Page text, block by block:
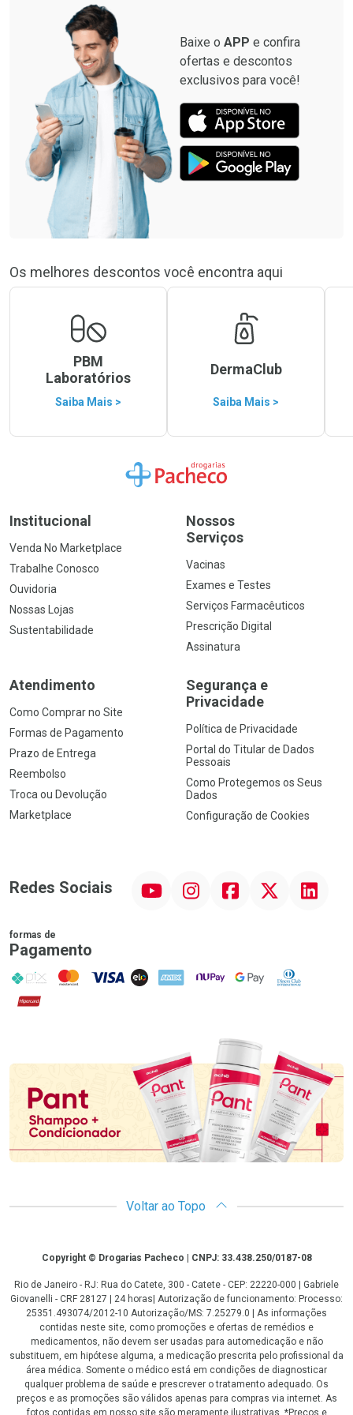
Baixe o APP e confira
ofertas e descontos
exclusivos para você!
Os melhores descontos você encontra aqui
PBM
Laboratórios
Saiba Mais >
DermaClub
Saiba Mais >
Ir para a Home
Institucional
Venda No Marketplace
Trabalhe Conosco
Ouvidoria
Nossas Lojas
Sustentabilidade
Nossos
Serviços
Vacinas
Exames e Testes
Serviços Farmacêuticos
Prescrição Digital
Assinatura
Atendimento
Como Comprar no Site
Formas de Pagamento
Prazo de Entrega
Reembolso
Troca ou Devolução
Marketplace
Segurança e
Privacidade
Política de Privacidade
Portal do Titular de Dados
Pessoais
Como Protegemos os Seus
Dados
Configuração de Cookies
Redes Sociais InstagramFacebookTwitter Linkedin
formas de
Pagamento
PIX MasterCard
VISA ELO AMEX NuPay Google PayDiners Club
Hipercard
Promoção em Destaque
Voltar ao Topo
CopyrightCopyright © Drogarias Pacheco | CNPJ: 33.438.250/0187-08
Rio de Janeiro - RJ: Rua do Catete, 300 - Catete - CEP: 22220-000 | Gabriele
Giovanelli - CRF 28127 | 24 horas| Autorização de funcionamento: Processo:
25351.493074/2012-10 Autorização/MS: 7.25279.0 | As informações
contidas neste site, como promoções e ofertas de remédios e
medicamentos, não devem ser usadas para automedicação e não
substituem, em hipótese alguma, a medicação prescrita pelo profissional da
área médica. Somente o médico está em condições de diagnosticar
qualquer problema de saúde e prescrever o tratamento adequado. Os
preços e as promoções são válidos apenas para compras via internet. As
fotos contidas em nosso site são meramente ilustrativas. *Preços e